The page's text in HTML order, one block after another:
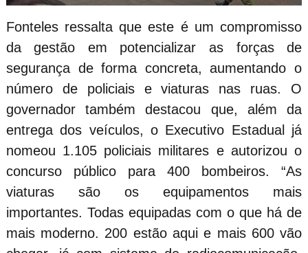
Fonteles ressalta que este é um compromisso
da gestão em potencializar as forças de
segurança de forma concreta, aumentando o
número de policiais e viaturas nas ruas. O
governador também destacou que, além da
entrega dos veículos, o Executivo Estadual já
nomeou 1.105 policiais militares e autorizou o
concurso público para 400 bombeiros. “As
viaturas são os equipamentos mais
importantes. Todas equipadas com o que há de
mais moderno. 200 estão aqui e mais 600 vão